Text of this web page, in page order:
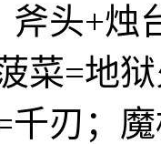
斧头+烛
菜=地
千刃；